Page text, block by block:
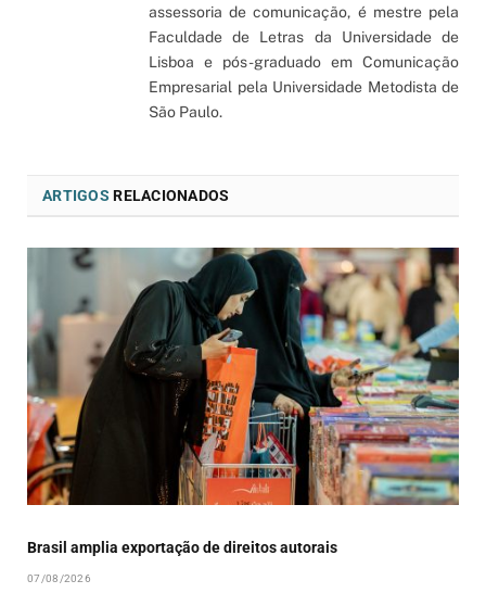
assessoria de comunicação, é mestre pela
Faculdade de Letras da Universidade de
Lisboa e pós-graduado em Comunicação
Empresarial pela Universidade Metodista de
São Paulo.
ARTIGOS RELACIONADOS
Brasil amplia exportação de direitos autorais
07/08/2026